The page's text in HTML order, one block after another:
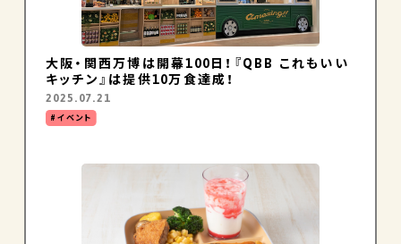
大阪・関西万博は開幕100日！『QBB これもいい
キッチン』は提供10万食達成！
2025.07.21
イベント